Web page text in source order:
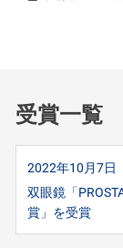
受賞一覧
2022年10月7日
双眼鏡「
賞」を受賞